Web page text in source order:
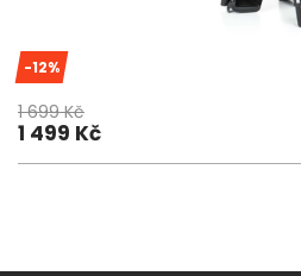
-12%
1 699 Kč
1 499 Kč